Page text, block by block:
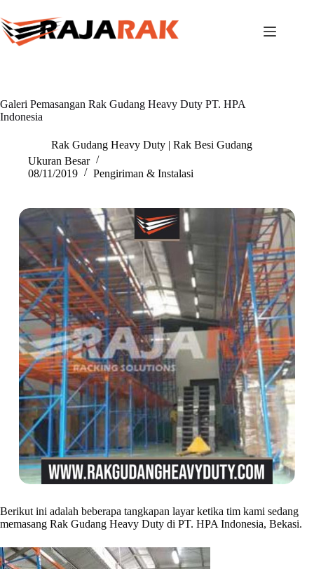
to
content
Galeri Pemasangan Rak Gudang Heavy Duty PT. HPA
Indonesia
Rak Gudang Heavy Duty | Rak Besi Gudang
Ukuran Besar
08/11/2019
Pengiriman & Instalasi
Berikut ini adalah beberapa tangkapan layar ketika tim kami sedang
memasang Rak Gudang Heavy Duty di PT. HPA Indonesia, Bekasi.